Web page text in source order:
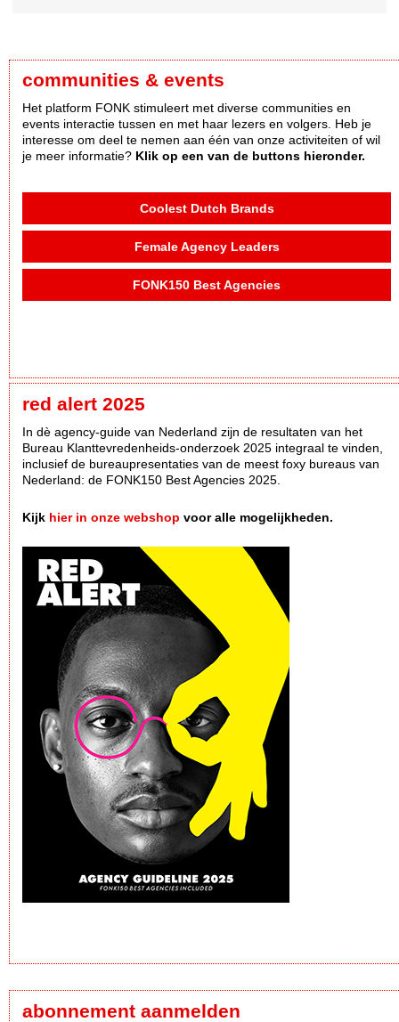
communities & events
Het platform FONK stimuleert met diverse communities en
events interactie tussen en met haar lezers en volgers. Heb je
interesse om deel te nemen aan één van onze activiteiten of wil
je meer informatie? Klik op een van de buttons hieronder.
Coolest Dutch Brands
Female Agency Leaders
FONK150 Best Agencies
red alert 2025
In dè agency-guide van Nederland zijn de resultaten van het
Bureau Klanttevredenheids-onderzoek 2025 integraal te vinden,
inclusief de bureaupresentaties van de meest foxy bureaus van
Nederland: de FONK150 Best Agencies 2025.
Kijk hier in onze webshop voor alle mogelijkheden.
abonnement aanmelden